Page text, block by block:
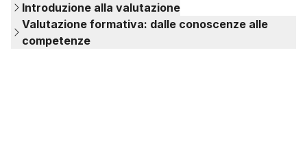
Introduzione alla valutazione
Valutazione formativa: dalle conoscenze alle
competenze